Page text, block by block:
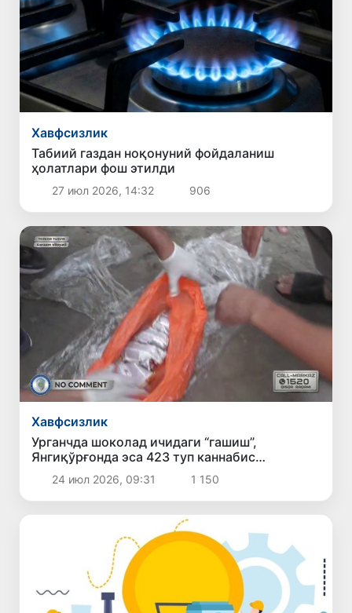
Хавфсизлик
Табиий газдан ноқонуний фойдаланиш
ҳолатлари фош этилди
27 июл 2026, 14:32 906
Хавфсизлик
Урганчда шоколад ичидаги “гашиш”,
Янгиқўрғонда эса 423 туп каннабис
аниқланди
24 июл 2026, 09:31 1 150